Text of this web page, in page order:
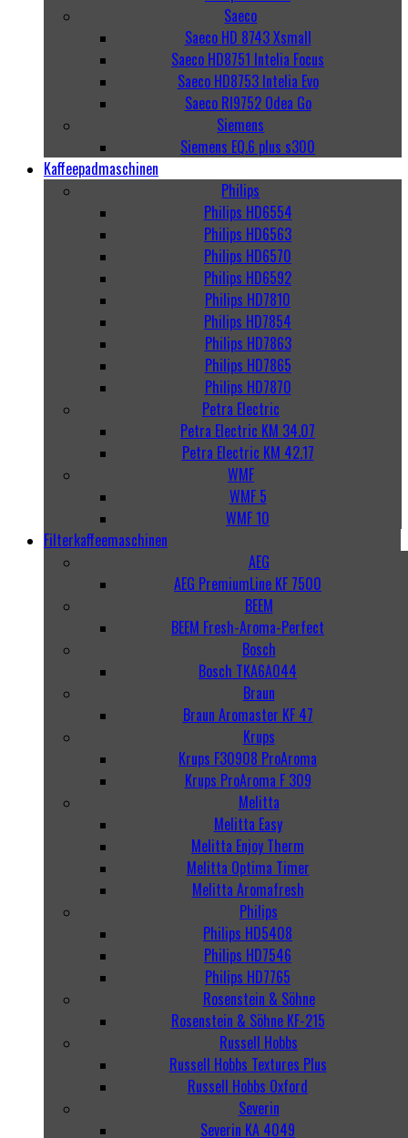
Saeco
Saeco HD 8743 Xsmall
Saeco HD8751 Intelia Focus
Saeco HD8753 Intelia Evo
Saeco RI9752 Odea Go
Siemens
Siemens EQ.6 plus s300
Kaffeepadmaschinen
Philips
Philips HD6554
Philips HD6563
Philips HD6570
Philips HD6592
Philips HD7810
Philips HD7854
Philips HD7863
Philips HD7865
Philips HD7870
Petra Electric
Petra Electric KM 34.07
Petra Electric KM 42.17
WMF
WMF 5
WMF 10
Filterkaffeemaschinen
AEG
AEG PremiumLine KF 7500
BEEM
BEEM Fresh-Aroma-Perfect
Bosch
Bosch TKA6A044
Braun
Braun Aromaster KF 47
Krups
Krups F30908 ProAroma
Krups ProAroma F 309
Melitta
Melitta Easy
Melitta Enjoy Therm
Melitta Optima Timer
Melitta Aromafresh
Philips
Philips HD5408
Philips HD7546
Philips HD7765
Rosenstein & Söhne
Rosenstein & Söhne KF-215
Russell Hobbs
Russell Hobbs Textures Plus
Russell Hobbs Oxford
Severin
Severin KA 4049